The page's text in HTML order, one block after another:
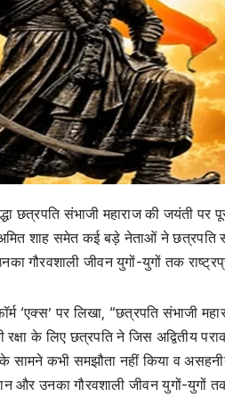
छत्रपति संभाजी महाराज की जयंती
शाह समेत कई बड़े नेताओं ने छत्रपति
गौरवशाली जीवन युगों-युगों तक
‘एक्स’ पर लिखा, “छत्रपति संभाजी
रक्षा के लिए छत्रपति ने जिस अद्वितीय
कभी समझौता नहीं किया व
और उनका गौरवशाली जीवन युगों-युगों